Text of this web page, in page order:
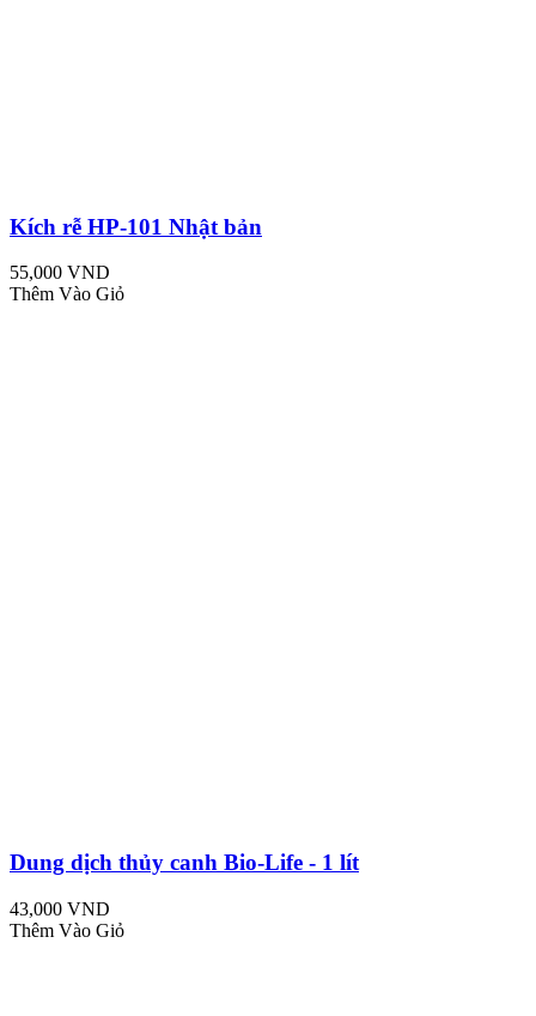
Kích rễ HP-101 Nhật bản
55,000 VND
Thêm Vào Giỏ
Dung dịch thủy canh Bio-Life - 1 lít
43,000 VND
Thêm Vào Giỏ